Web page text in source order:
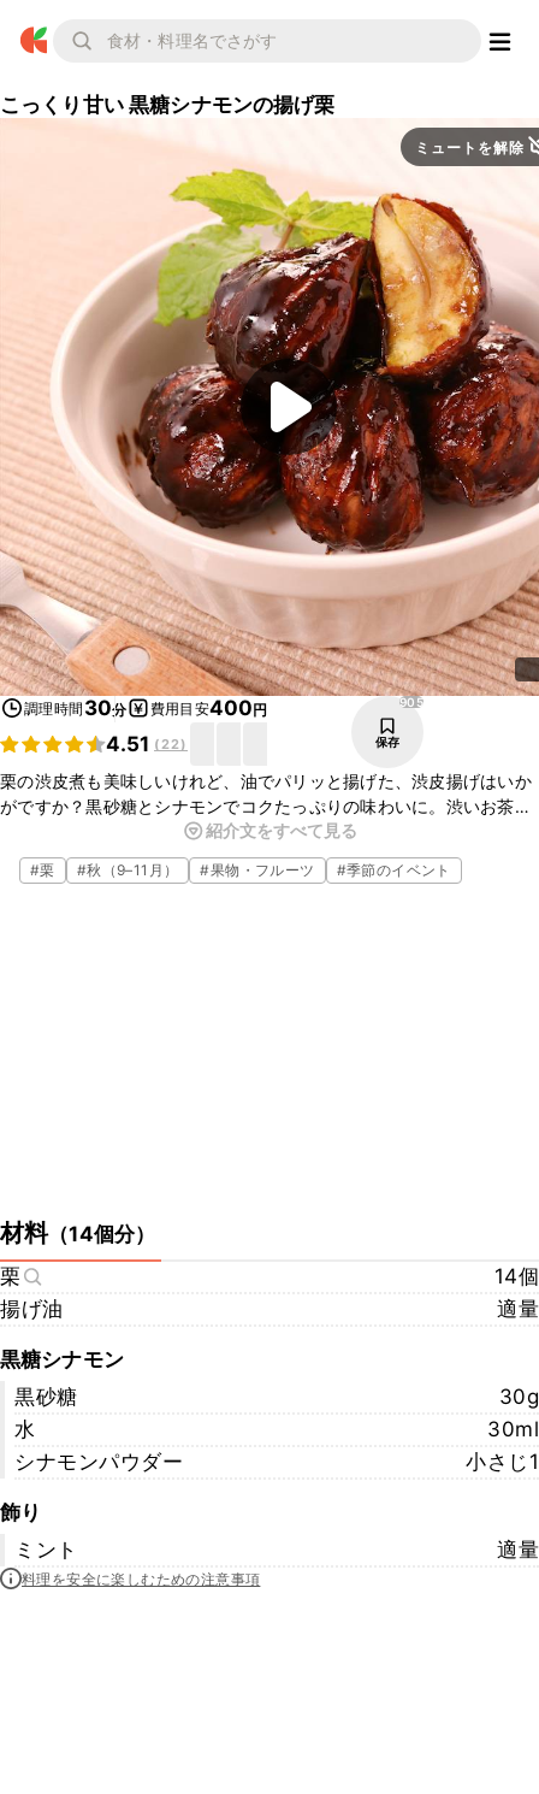
こっくり甘い 黒糖シナモンの揚げ栗
ミュートを解除
調理時間 30分 費用目安400円
4.51 (22)
905
保存
栗の渋皮煮も美味しいけれど、油でパリッと揚げた、渋皮揚げはいか
がですか？黒砂糖とシナモンでコクたっぷりの味わいに。渋いお茶と
一緒に食べれば、至福のひとときを過ごせそう！他のスイーツのトッ
ピングにも使えますよ。ぜひ作ってみて下さいね。
紹介文をすべて見る
#栗 #秋（9–11月） #果物・フルーツ #季節のイベント
材料（14個分）
栗
14個
揚げ油
適量
黒糖シナモン
黒砂糖
30g
水
30ml
シナモンパウダー
小さじ1
飾り
ミント
適量
料理を安全に楽しむための注意事項